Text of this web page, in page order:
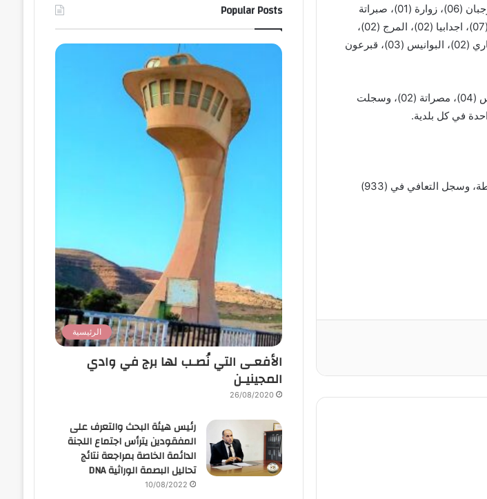
(02)، الخمس (02)، الزاوية المركز (03)، صرمان (02)، يفرن (02)، النواحي الأربعة (02)، الرجبان (06)، زوارة (01)، صبراتة
(01)، ظاهر الجبل (13)، جنزور (07)، سواني بني آدم (02)، زليتن (29)، بنغازي (14)، الكفرة (07)، اجدابيا (02)، المرج (02)،
درنة (05)، سرت (01)، طبرق (02)، البيضاء (02)، الأبرق (01)، سبها (19)، الشاطئ (01)، أوباري (02)، البوانيس (03)، قبرعون
وسجلت حالات الشفاء في كل من: سبها (10)، شحات (13)، زليتن (05)، طبرق (05)، طرابلس (04)، مصراتة (02)، وسجلت
في كل بلدية.
وبهذا يصل إجمالي الإصابات المسجلة في ليبيا (8172) في ستة أشهر، منها (7086) حالة نشطة، وسجل التعافي في (933)
Popular Posts
الرئيسية
الأفعـى التي نُصـب لها برج في وادي
المجينيـن
26/08/2020
رئيس هيئة البحث والتعرف على
المفقودين يترأس اجتماع اللجنة
الدائمة الخاصة بمراجعة نتائج
تحاليل البصمة الوراثية DNA
10/08/2022